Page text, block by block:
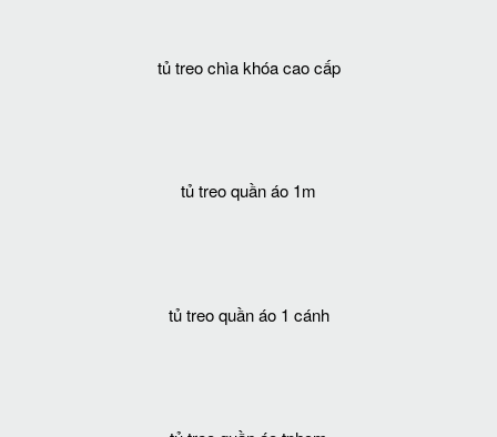
tủ treo chìa khóa cao cấp
tủ treo quần áo 1m
tủ treo quần áo 1 cánh